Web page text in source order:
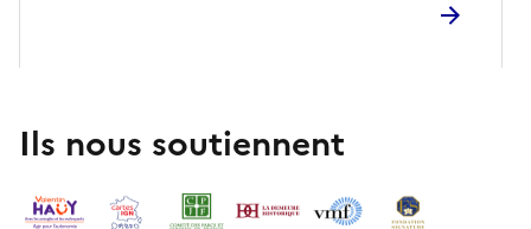
Ils nous soutiennent